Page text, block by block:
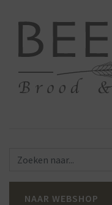
NAAR WEBSHOP